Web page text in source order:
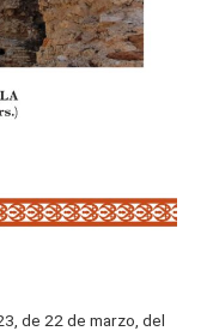
de 22 de marzo, del